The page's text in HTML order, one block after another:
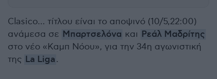
Clasico... τίτλου είναι το αποψινό (10/5,22:00)
ανάμεσα σε Μπαρτσελόνα και Ρεάλ Μαδρίτης
στο νέο «Καμπ Νόου», για την 34η αγωνιστική
της La Liga.